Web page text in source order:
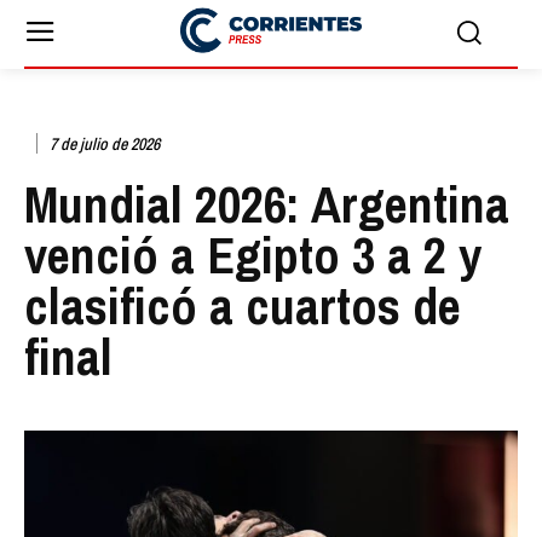
7 de julio de 2026
Mundial 2026: Argentina
venció a Egipto 3 a 2 y
clasificó a cuartos de
final